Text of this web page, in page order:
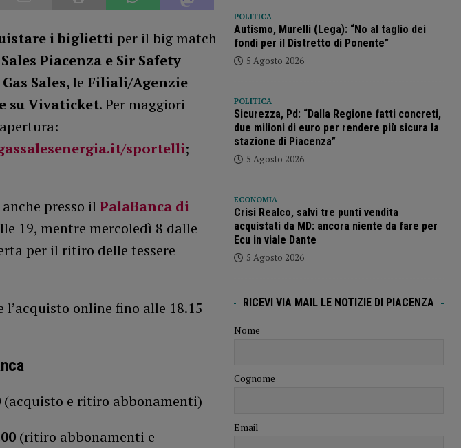
i bigliettiper il big match
Piacenza e Sir Safety
Gas Sales,le Filiali/Agenzie
su Vivaticket. Per maggiori
sportelli;
presso il PalaBanca di
19, mentre mercoledì 8 dalle
per il ritiro delle tessere
online fino alle 18.15
(acquisto e ritiro abbonamenti)
(ritiro abbonamenti e
POLITICA
Autismo, Murelli (Lega): “No al taglio dei
fondi per il Distretto di Ponente”
5 Agosto 2026
POLITICA
Sicurezza, Pd: “Dalla Regione fatti concreti,
due milioni di euro per rendere più sicura la
stazione di Piacenza”
5 Agosto 2026
ECONOMIA
Crisi Realco, salvi tre punti vendita
acquistati da MD: ancora niente da fare per
Ecu in viale Dante
5 Agosto 2026
RICEVI VIA MAIL LE NOTIZIE DI PIACENZA
Nome
Cognome
Email